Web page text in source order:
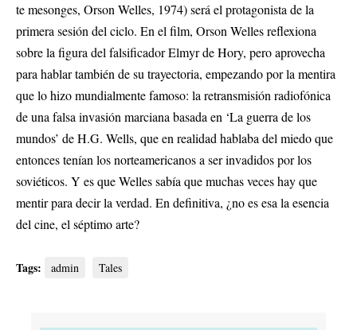
te mesonges, Orson Welles, 1974) será el protagonista de la
primera sesión del ciclo. En el film, Orson Welles reflexiona
sobre la figura del falsificador Elmyr de Hory, pero aprovecha
para hablar también de su trayectoria, empezando por la mentira
que lo hizo mundialmente famoso: la retransmisión radiofónica
de una falsa invasión marciana basada en ‘La guerra de los
mundos’ de H.G. Wells, que en realidad hablaba del miedo que
entonces tenían los norteamericanos a ser invadidos por los
soviéticos. Y es que Welles sabía que muchas veces hay que
mentir para decir la verdad. En definitiva, ¿no es esa la esencia
del cine, el séptimo arte?
Tags: admin Tales